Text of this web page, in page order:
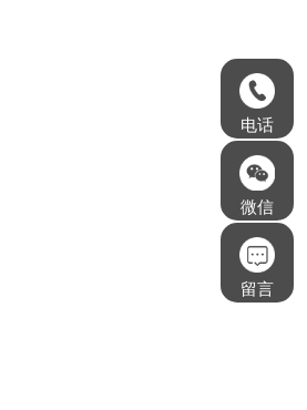
电话
微信
留言